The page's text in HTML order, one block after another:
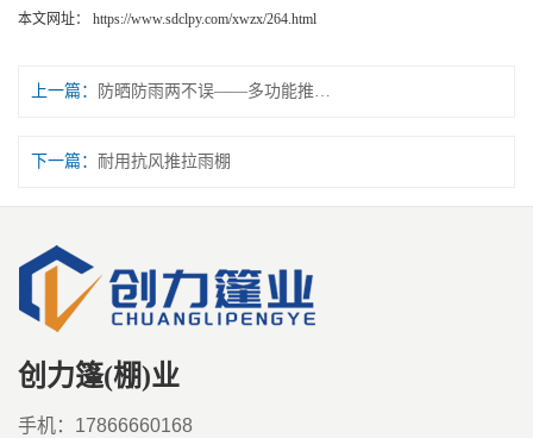
本文网址： https://www.sdclpy.com/xwzx/264.html
上一篇： 防晒防雨两不误——多功能推拉篷
下一篇： 耐用抗风推拉雨棚
创力篷(棚)业
手机：17866660168